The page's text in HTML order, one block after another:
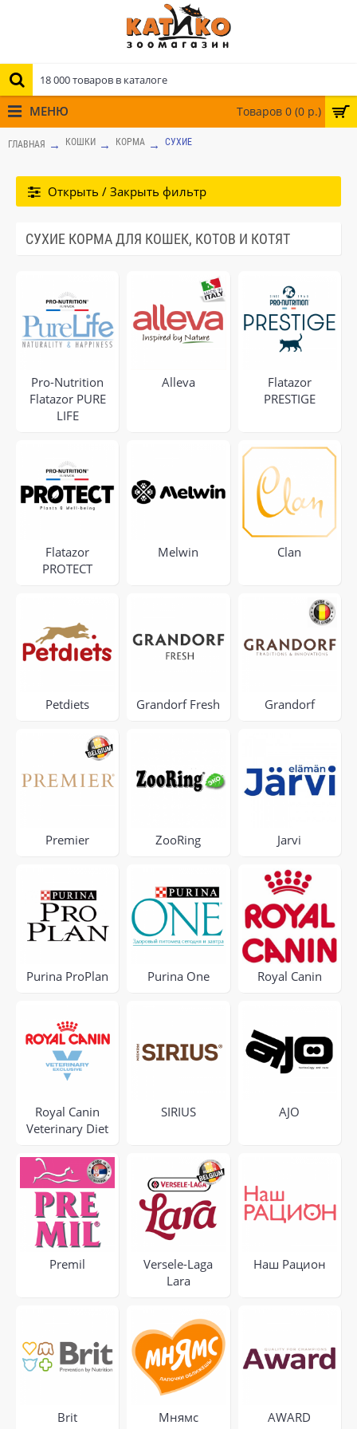
Товаров 0 (0 р.)
МЕНЮ
ГЛАВНАЯ КОШКИ КОРМА СУХИЕ
Открыть / Закрыть фильтр
СУХИЕ КОРМА ДЛЯ КОШЕК, КОТОВ И КОТЯТ
Pro-Nutrition
Flatazor PURE
LIFE
Alleva
Flatazor
PRESTIGE
Flatazor
PROTECT
Melwin Clan
Petdiets Grandorf Fresh Grandorf
Premier ZooRing Jarvi
Purina ProPlan Purina One Royal Canin
Royal Canin
Veterinary Diet
SIRIUS AJO
Premil
Versele-Laga
Lara
Наш Рацион
Brit Мнямс AWARD